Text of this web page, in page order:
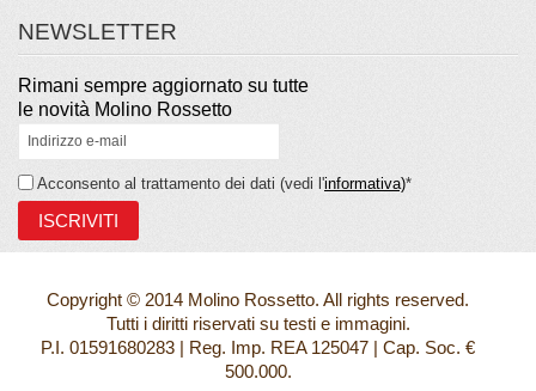
NEWSLETTER
Rimani sempre aggiornato su tutte
le novità Molino Rossetto
Acconsento al trattamento dei dati (vedi l'informativa)*
Copyright © 2014 Molino Rossetto. All rights reserved.
Tutti i diritti riservati su testi e immagini.
P.I. 01591680283 | Reg. Imp. REA 125047 | Cap. Soc. €
500.000.